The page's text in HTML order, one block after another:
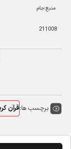
منبع:جام
211008
برچسب ها:قرآن کریم